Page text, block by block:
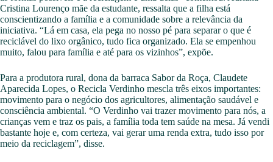
Cristina Lourenço mãe da estudante, ressalta que a filha está
conscientizando a família e a comunidade sobre a relevância da
iniciativa. “Lá em casa, ela pega no nosso pé para separar o que é
reciclável do lixo orgânico, tudo fica organizado. Ela se empenhou
muito, falou para família e até para os vizinhos”, expõe.
Para a produtora rural, dona da barraca Sabor da Roça, Claudete
Aparecida Lopes, o Recicla Verdinho mescla três eixos importantes:
movimento para o negócio dos agricultores, alimentação saudável e
consciência ambiental. “O Verdinho vai trazer movimento para nós, a
crianças vem e traz os pais, a família toda tem saúde na mesa. Já vendi
bastante hoje e, com certeza, vai gerar uma renda extra, tudo isso por
meio da reciclagem”, disse.